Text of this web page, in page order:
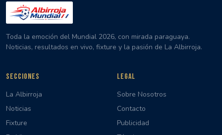
Toda la emoción del Mundial 2026, con mirada paraguaya.
Noticias, resultados en vivo, fixture y la pasión de La Albirroja.
SECCIONES
La Albirroja
Noticias
Fixture
LEGAL
Sobre Nosotros
Contacto
Publicidad